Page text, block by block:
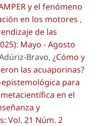
y el fenómeno
en los motores ,
de las
Mayo - Agosto
Bravo, ¿Cómo y
las acuaporinas?
para
en el
y
Vol. 21 Núm. 2